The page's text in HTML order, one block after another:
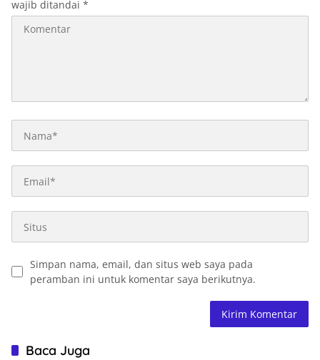
wajib ditandai *
Simpan nama, email, dan situs web saya pada
peramban ini untuk komentar saya berikutnya.
Baca Juga